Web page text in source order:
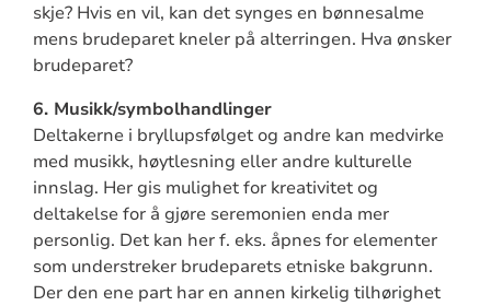
skje? Hvis en vil, kan det synges en bønnesalme
mens brudeparet kneler på alterringen. Hva ønsker
brudeparet?
6. Musikk/symbolhandlinger
Deltakerne i bryllupsfølget og andre kan medvirke
med musikk, høytlesning eller andre kulturelle
innslag. Her gis mulighet for kreativitet og
deltakelse for å gjøre seremonien enda mer
personlig. Det kan her f. eks. åpnes for elementer
som understreker brudeparets etniske bakgrunn.
Der den ene part har en annen kirkelig tilhørighet